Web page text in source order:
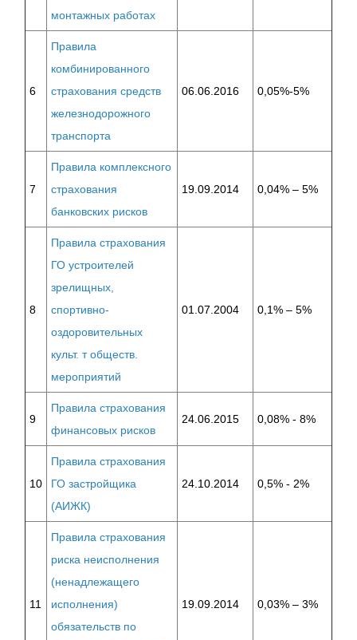
монтажных работах
6
Правила
комбинированного
страхования средств
железнодорожного
транспорта
06.06.2016 0,05%-5%
7
Правила комплексного
страхования
банковских рисков
19.09.2014 0,04% – 5%
8
Правила страхования
ГО устроителей
зрелищных,
спортивно-
оздоровительных
культ. т обществ.
мероприятий
01.07.2004 0,1% – 5%
9
Правила страхования
финансовых рисков
24.06.2015 0,08% - 8%
10
Правила страхования
ГО застройщика
(АИЖК)
24.10.2014 0,5% - 2%
11
Правила страхования
риска неисполнения
(ненадлежащего
исполнения)
обязательств по
19.09.2014 0,03% – 3%